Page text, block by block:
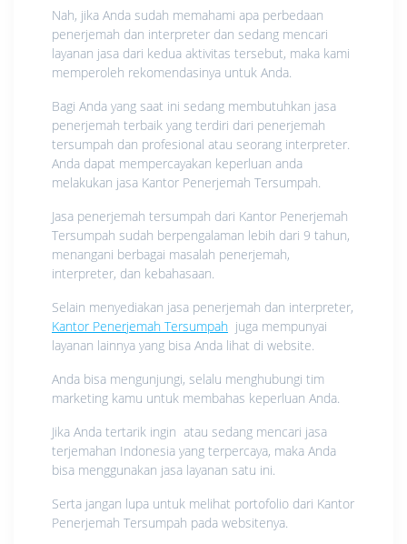
Nah, jika Anda sudah memahami apa perbedaan
penerjemah dan interpreter dan sedang mencari
layanan jasa dari kedua aktivitas tersebut, maka kami
memperoleh rekomendasinya untuk Anda.
Bagi Anda yang saat ini sedang membutuhkan jasa
penerjemah terbaik yang terdiri dari penerjemah
tersumpah dan profesional atau seorang interpreter.
Anda dapat mempercayakan keperluan anda
melakukan jasa Kantor Penerjemah Tersumpah.
Jasa penerjemah tersumpah dari Kantor Penerjemah
Tersumpah sudah berpengalaman lebih dari 9 tahun,
menangani berbagai masalah penerjemah,
interpreter, dan kebahasaan.
Selain menyediakan jasa penerjemah dan interpreter,
Kantor Penerjemah Tersumpah juga mempunyai
layanan lainnya yang bisa Anda lihat di website.
Anda bisa mengunjungi, selalu menghubungi tim
marketing kamu untuk membahas keperluan Anda.
Jika Anda tertarik ingin atau sedang mencari jasa
terjemahan Indonesia yang terpercaya, maka Anda
bisa menggunakan jasa layanan satu ini.
Serta jangan lupa untuk melihat portofolio dari Kantor
Penerjemah Tersumpah pada websitenya.